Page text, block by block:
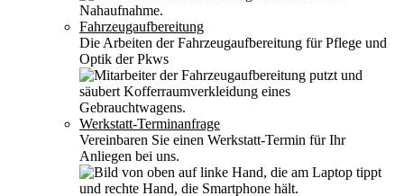
Fahrzeugaufbereitung
Die Arbeiten der Fahrzeugaufbereitung für Pflege und
Optik der Pkws
Werkstatt-Terminanfrage
Vereinbaren Sie einen Werkstatt-Termin für Ihr
Anliegen bei uns.